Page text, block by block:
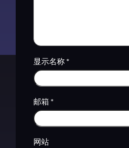
显示名称 *
邮箱 *
网站